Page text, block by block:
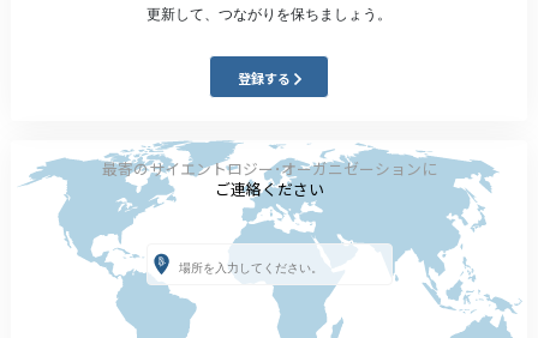
更新して、つながりを保ちましょう。
登録する
最寄のサイエントロジー･オーガニゼーションに
ご連絡ください